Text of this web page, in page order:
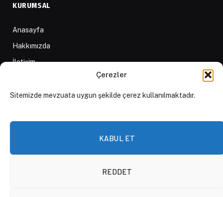
Çerezler
Sitemizde mevzuata uygun şekilde çerez kullanılmaktadır.
KABUL ET
REDDET
KURUMSAL
Anasayfa
Hakkımızda
İletişim
D84 Yayınları